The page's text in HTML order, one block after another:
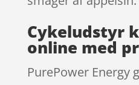
Cykeludstyr
online med
PurePower Energy